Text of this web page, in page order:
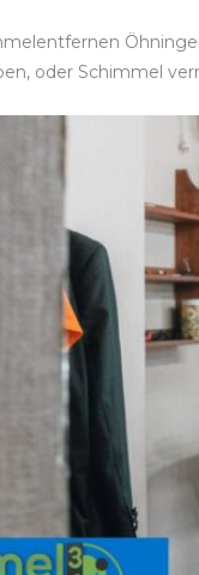
oder Schimmel